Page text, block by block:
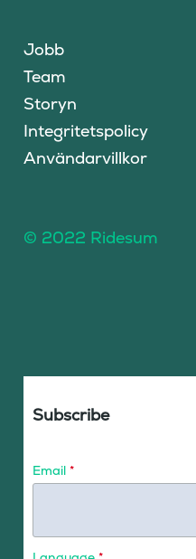
Jobb
Team
Storyn
Integritetspolicy
Användarvillkor
© 2022 Ridesum
Subscribe
Email *